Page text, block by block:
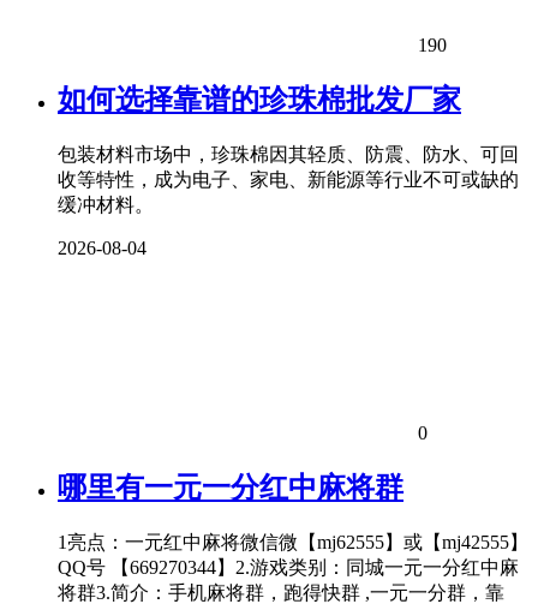
190
如何选择靠谱的珍珠棉批发厂家
包装材料市场中，珍珠棉因其轻质、防震、防水、可回
收等特性，成为电子、家电、新能源等行业不可或缺的
缓冲材料。
2026-08-04
0
哪里有一元一分红中麻将群
1亮点：一元红中麻将微信微【mj62555】或【mj42555】
QQ号 【669270344】2.游戏类别：同城一元一分红中麻
将群3.简介：手机麻将群，跑得快群 ,一元一分群，靠